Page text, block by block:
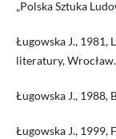
„Polska Sztuka
Ługowska J., 1981,
literatury, Wrocław.
Ługowska J., 1988,
Ługowska J., 1999,